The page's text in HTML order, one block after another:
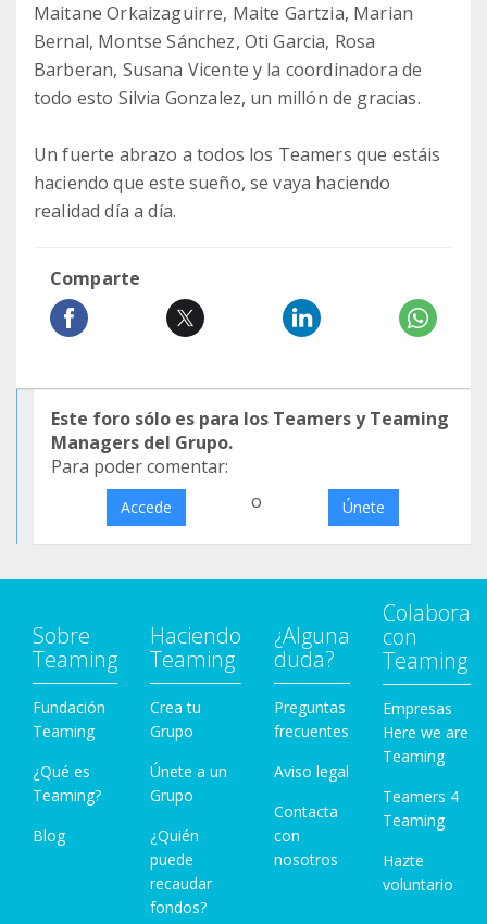
Maitane Orkaizaguirre, Maite Gartzia, Marian
Bernal, Montse Sánchez, Oti Garcia, Rosa
Barberan, Susana Vicente y la coordinadora de
todo esto Silvia Gonzalez, un millón de gracias.
Un fuerte abrazo a todos los Teamers que estáis
haciendo que este sueño, se vaya haciendo
realidad día a día.
Comparte
Este foro sólo es para los Teamers y Teaming
Managers del Grupo.
Para poder comentar:
Accede o Únete
Sobre
Teaming
Fundación
Teaming
¿Qué es
Teaming?
Blog
Haciendo
Teaming
Crea tu
Grupo
Únete a un
Grupo
¿Quién
puede
recaudar
fondos?
¿Alguna
duda?
Preguntas
frecuentes
Aviso legal
Contacta
con
nosotros
Colabora
con
Teaming
Empresas
Here we are
Teaming
Teamers 4
Teaming
Hazte
voluntario